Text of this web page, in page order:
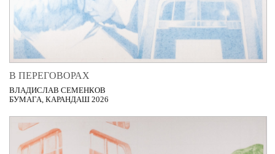
В ПЕРЕГОВОРАХ
ВЛАДИСЛАВ СЕМЕНКОВ
БУМАГА, КАРАНДАШ 2026